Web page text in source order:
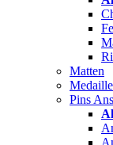
Matten
Pins